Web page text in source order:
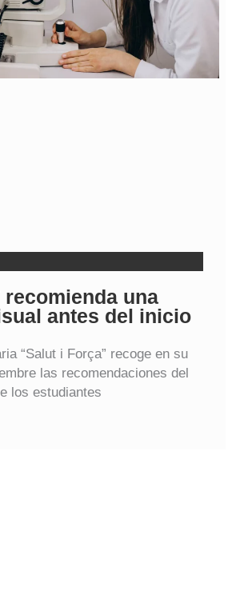
recomienda una
antes del inicio
“Salut i Força” recoge en su
las recomendaciones del
los estudiantes